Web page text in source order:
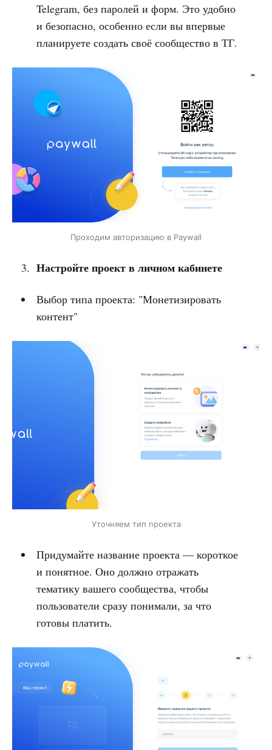
Telegram, без паролей и форм. Это удобно
и безопасно, особенно если вы впервые
планируете создать своё сообщество в ТГ.
Проходим авторизацию в Paywall
Настройте проект в личном кабинете
Выбор типа проекта: "Монетизировать
контент"
Уточняем тип проекта
Придумайте название проекта — короткое
и понятное. Оно должно отражать
тематику вашего сообщества, чтобы
пользователи сразу понимали, за что
готовы платить.